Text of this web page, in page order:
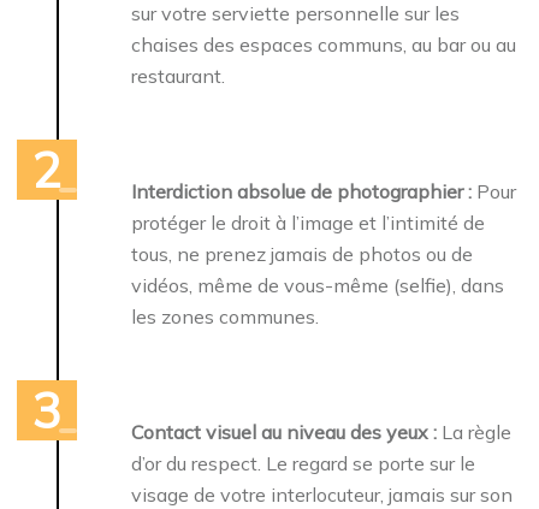
sur votre serviette personnelle sur les
chaises des espaces communs, au bar ou au
restaurant.
Interdiction absolue de photographier : Pour
protéger le droit à l’image et l’intimité de
tous, ne prenez jamais de photos ou de
vidéos, même de vous-même (selfie), dans
les zones communes.
Contact visuel au niveau des yeux : La règle
d’or du respect. Le regard se porte sur le
visage de votre interlocuteur, jamais sur son